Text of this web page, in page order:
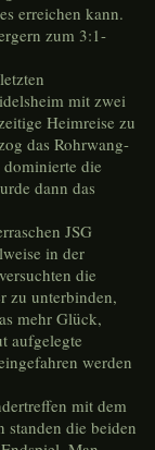
erreichen kann.
zum 3:1-
mit zwei
Heimreise zu
das Rohrwang-
die
dann das
JSG
in der
die
zu unterbinden,
mehr Glück,
aufgelegte
werden
mit dem
standen die beiden